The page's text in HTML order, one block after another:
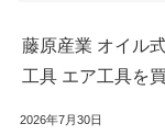
藤原産業 オイル
工具 エア工具を
2026年7月30日